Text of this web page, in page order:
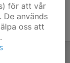
för att vår
används
oss att